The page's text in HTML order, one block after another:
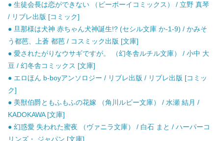
● 生徒会長は恋ができない （ビーボーイコミックス） / 立野 真琴
/ リブレ出版 [コミック]
● 旦那様は犬神 赤ちゃん犬神誕生!? (セシル文庫 か-1-9) / かみそ
う都芭、上蒼 都芭 / コスミック出版 [文庫]
● 愛されたがりなウサギですが。 （幻冬舎ルチル文庫） / 小中 大
豆 / 幻冬舎コミックス [文庫]
● エロほん b-boyアンソロジー / リブレ出版 / リブレ出版 [コミッ
ク]
● 美獣伯爵ともふもふの花嫁 （角川ルビー文庫） / 水瀬 結月 /
KADOKAWA [文庫]
● 幻惑愛 失われた蜜夜 （ヴァニラ文庫） / 白石 まと / ハーパーコ
リンズ・ ジャパン [文庫]